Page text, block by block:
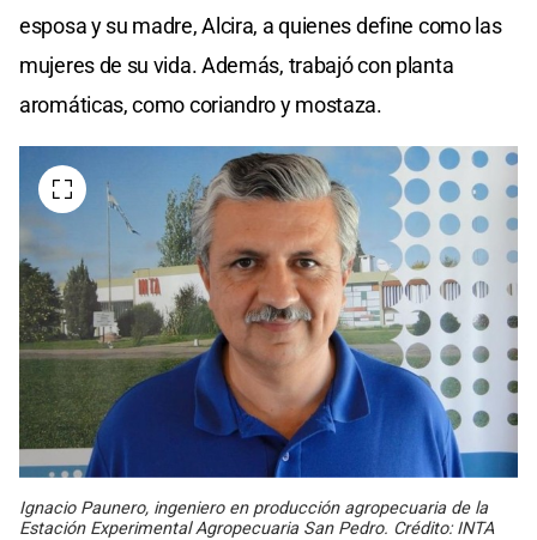
esposa y su madre, Alcira, a quienes define como las
mujeres de su vida. Además, trabajó con planta
aromáticas, como coriandro y mostaza.
Ignacio Paunero, ingeniero en producción agropecuaria de la
Estación Experimental Agropecuaria San Pedro. Crédito: INTA